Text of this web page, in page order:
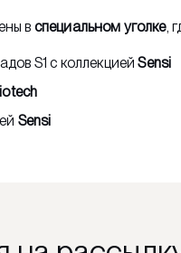
в специальном уголке,
S1 с коллекциейSensi
Sensi